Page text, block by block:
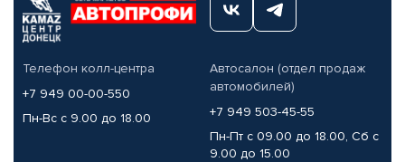
Телефон колл-центра
+7 949 00-00-550
Пн-Вс с 9.00 до 18.00
Автосалон (отдел продаж
автомобилей)
+7 949 503-45-55
Пн-Пт с 09.00 до 18.00, Сб с
9.00 до 15.00